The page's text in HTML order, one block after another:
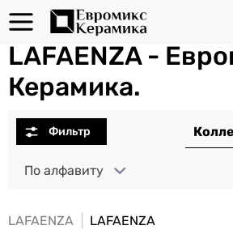
LAFAENZA -
Керамика.
По алфавиту
LAFAENZA LAFAENZA